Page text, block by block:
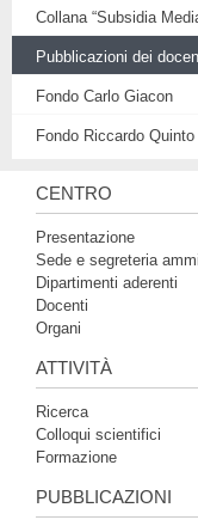
Collana “Subsidia
Pubblicazioni dei
Fondo Carlo Giacon
Opere di Carlo Giacon
Collezioni Giacon
Fondo Riccardo Quinto
CENTRO
Presentazione
Sede e segreteria
Dipartimenti aderenti
Docenti
Organi
ATTIVITÀ
Ricerca
Colloqui scientifici
Formazione
PUBBLICAZIONI